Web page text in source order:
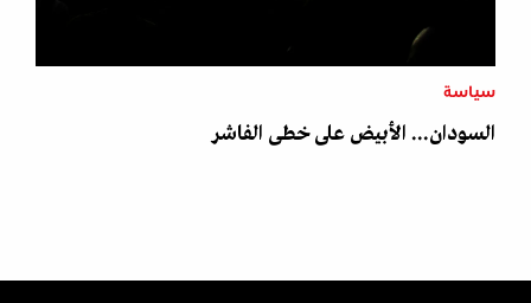
سياسة
السودان... الأبيض على خطى الفاشر